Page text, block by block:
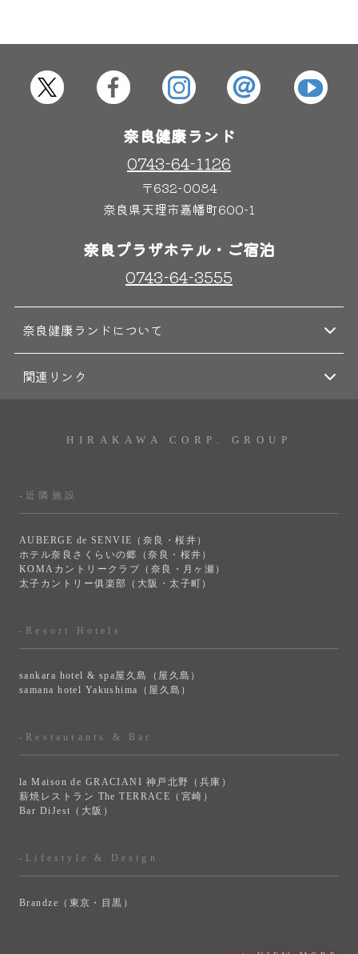
はしゃきっズ
奈良健康ランド
0743-64-1126
〒632-0084
奈良県天理市嘉幡町600-1
奈良プラザホテル・ご宿泊
0743-64-3555
奈良健康ランドについて
関連リンク
HIRAKAWA CORP. GROUP
-近隣施設
AUBERGE de SENVIE（奈良・桜井）
ホテル奈良さくらいの郷（奈良・桜井）
KOMAカントリークラブ（奈良・月ヶ瀬）
太子カントリー俱楽部（大阪・太子町）
-Resort Hotels
sankara hotel & spa屋久島（屋久島）
samana hotel Yakushima（屋久島）
-Restaurants & Bar
la Maison de GRACIANI 神戸北野（兵庫）
薪焼レストラン The TERRACE（宮崎）
Bar DiJest（大阪）
-Lifestyle & Design
Brandze（東京・目黒）